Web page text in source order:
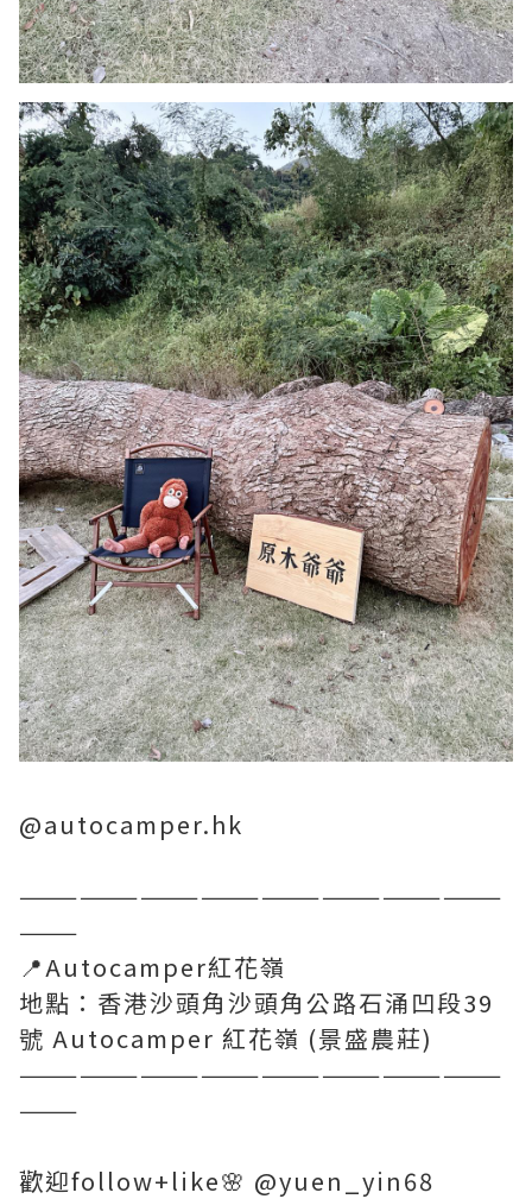
@autocamper.hk
————————————————————————
———
📍Autocamper紅花嶺
地點：香港沙頭角沙頭角公路石涌凹段39
號 Autocamper 紅花嶺 (景盛農莊)
————————————————————————
———
歡迎follow+like🌸 @yuen_yin68